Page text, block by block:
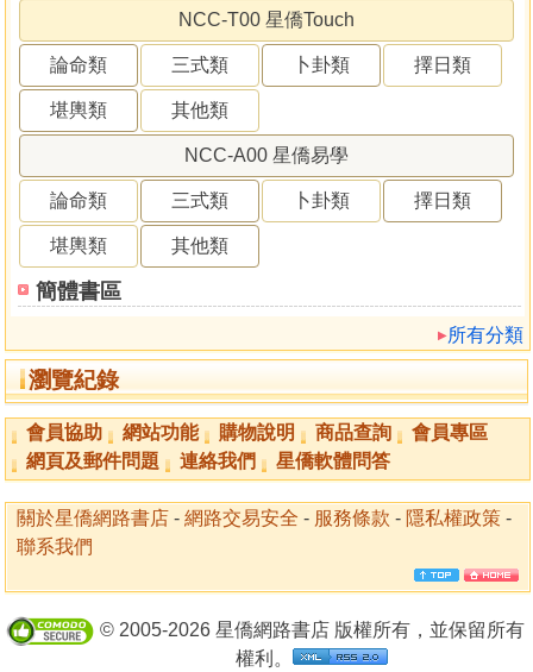
NCC-T00 星僑Touch
論命類 三式類 卜卦類 擇日類
堪輿類 其他類
NCC-A00 星僑易學
論命類 三式類 卜卦類 擇日類
堪輿類 其他類
簡體書區
所有分類
瀏覽紀錄
會員協助 網站功能 購物說明 商品查詢
會員專區
網頁及郵件問題
連絡我們 星僑軟體問答
關於星僑網路書店 - 網路交易安全 - 服務條款 - 隱私權政策 -
聯系我們
© 2005-2026 星僑網路書店 版權所有，並保留所有
權利。